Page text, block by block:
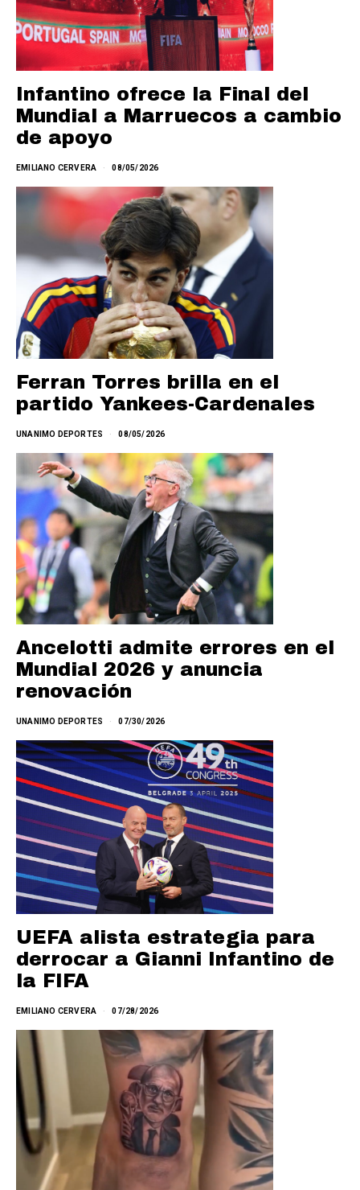
Infantino ofrece la Final del
Mundial a Marruecos a cambio
de apoyo
EMILIANO CERVERA 08/05/2026
Ferran Torres brilla en el
partido Yankees-Cardenales
UNANIMO DEPORTES 08/05/2026
Ancelotti admite errores en el
Mundial 2026 y anuncia
renovación
UNANIMO DEPORTES 07/30/2026
UEFA alista estrategia para
derrocar a Gianni Infantino de
la FIFA
EMILIANO CERVERA 07/28/2026